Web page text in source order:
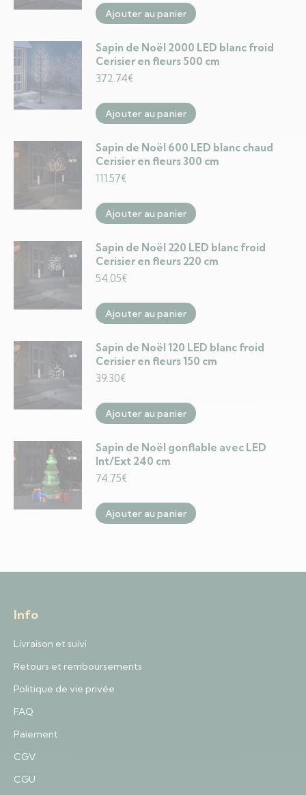
Ajouter au panier
Sapin de Noël 2000 LED blanc froid
Cerisier en fleurs 500 cm
372.74€
Ajouter au panier
Sapin de Noël 600 LED blanc chaud
Cerisier en fleurs 300 cm
111.57€
Ajouter au panier
Sapin de Noël 220 LED blanc froid
Cerisier en fleurs 220 cm
54.05€
Ajouter au panier
Sapin de Noël 120 LED blanc froid
Cerisier en fleurs 150 cm
39.30€
Ajouter au panier
Sapin de Noël gonflable avec LED
Int/Ext 240 cm
74.75€
Ajouter au panier
Info
Livraison et suivi
Retours et remboursements
Politique de vie privée
FAQ
Paiement
CGV
CGU